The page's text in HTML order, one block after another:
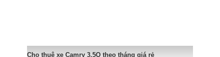
Cho thuê xe Camry 3.5Q theo tháng giá rẻ